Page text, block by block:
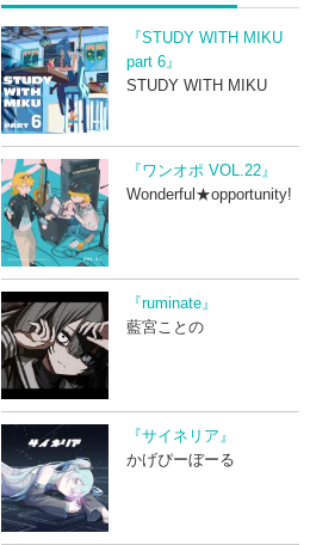
『STUDY WITH MIKU
part 6』
STUDY WITH MIKU
『ワンオポ VOL.22』
Wonderful★opportunity!
『ruminate』
藍宮ことの
『サイネリア』
かげぴーぼーる